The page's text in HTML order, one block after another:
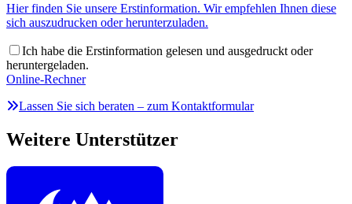
Hier finden Sie unsere Erstinformation. Wir empfehlen Ihnen diese
sich auszudrucken oder herunterzuladen.
Ich habe die Erstinformation gelesen und ausgedruckt oder
heruntergeladen.
Online-Rechner
Lassen Sie sich beraten – zum Kontaktformular
Weitere Unterstützer